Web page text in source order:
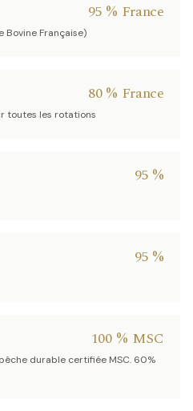
95 % France
Bovine Française)
80 % France
toutes les rotations
95 %
95 %
100 % MSC
durable certifiée MSC. 60%